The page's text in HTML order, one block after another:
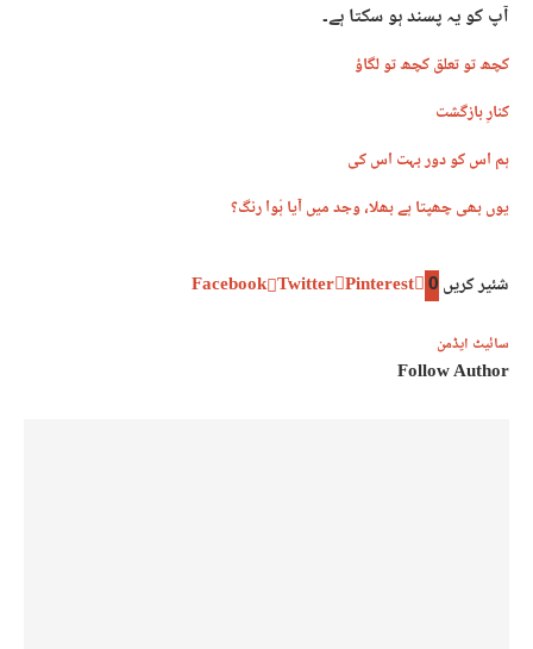
آپ کو یہ پسند ہو سکتا ہے۔
کچھ تو تعلق کچھ تو لگاؤ
کنارِ بازگشت
ہم اس کو دور بہت اس کی
یوں بھی چھپتا ہے بھلا، وجد میں آیا ہُوا رنگ؟
شئیر کریں0
Facebook Twitter Pinterest
سائیٹ ایڈمن
Follow Author